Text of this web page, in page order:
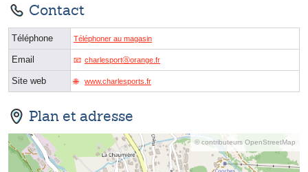
Contact
Téléphone Téléphoner au magasin
Email charlesportⓐorange.fr
Site web www.charlesports.fr
Plan et adresse
© contributeurs OpenStreetMap